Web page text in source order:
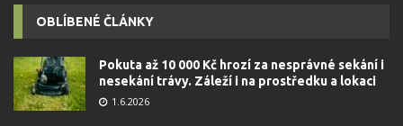
OBLÍBENÉ ČLÁNKY
Pokuta až 10 000 Kč hrozí za nesprávné sekání i
nesekání trávy. Záleží i na prostředku a lokaci
1.6.2026